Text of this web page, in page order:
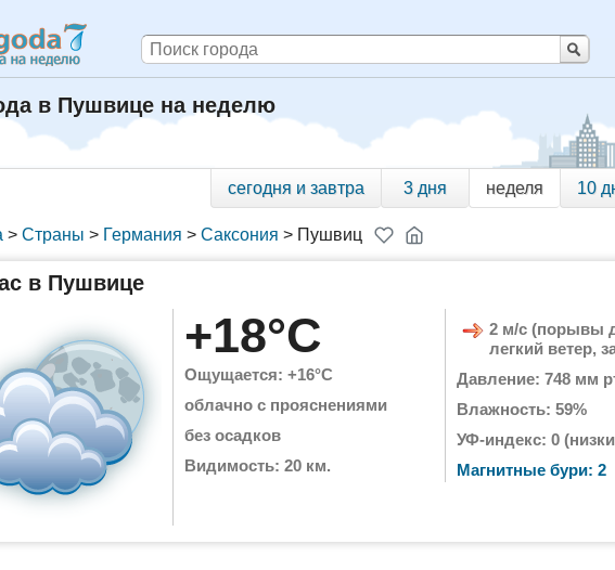
в Пушвице на неделю
сегодня и завтра 3 дня неделя 10
> Страны > Германия > Саксония > Пушвиц
в Пушвице
+18°C
Ощущается: +16°C
облачно с прояснениями
без осадков
Видимость: 20 км.
2 м/с (порывы
легкий ветер,
Давление: 748 мм
Влажность: 59%
УФ-индекс: 0
Магнитные бури: 2